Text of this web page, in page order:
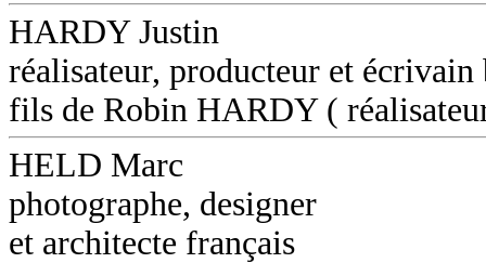
HARDY Justin
réalisateur, producteur et
fils de Robin HARDY (
HELD Marc
photographe, designer
et architecte français